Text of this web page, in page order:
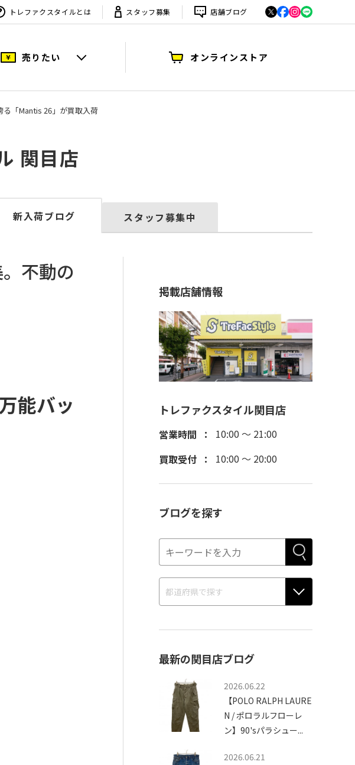
トレファクスタイルとは スタッフ募集 店舗ブログ
売りたい オンラインストア
る「Mantis 26」が買取入荷
関目店
新入荷ブログ スタッフ募集中
不動の
能バッ
掲載店舗情報
トレファクスタイル関目店
営業時間
10:00 ～ 21:00
買取受付
10:00 ～ 20:00
ブログを探す
最新の関目店ブログ
2026.06.22
【POLO RALPH LAURE
N / ポロラルフローレ
ン】90'sパラシュー...
2026.06.21